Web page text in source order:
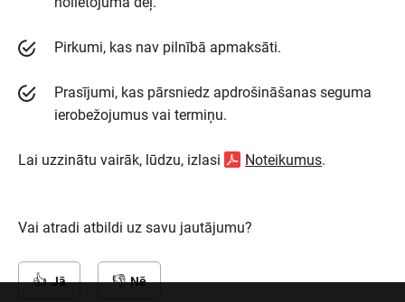
Pirkumi, kas nav pilnībā apmaksāti.
Prasījumi, kas pārsniedz apdrošināšanas seguma
ierobežojumus vai termiņu.
Lai uzzinātu vairāk, lūdzu, izlasi Noteikumus.
Vai atradi atbildi uz savu jautājumu?
Jā Nē